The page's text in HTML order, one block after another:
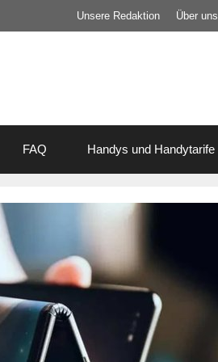
Unsere Redaktion Über uns
FAQ Handys und Handytarife